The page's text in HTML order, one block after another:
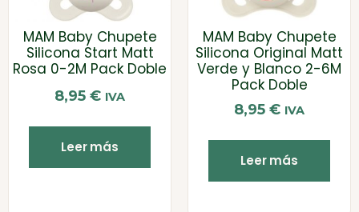
MAM Baby Chupete
Silicona Start Matt
Rosa 0-2M Pack Doble
8,95 € IVA
Leer más
MAM Baby Chupete
Silicona Original Matt
Verde y Blanco 2-6M
Pack Doble
8,95 € IVA
Leer más